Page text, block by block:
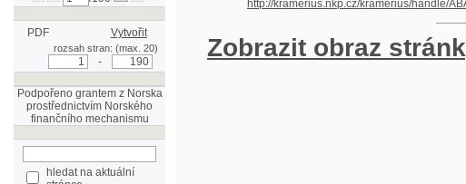
PDF Vytvořit
rozsah stran: (max. 20)
Podpořeno grantem z Norska
prostřednictvím Norského
finančního mechanismu
stránce
Pokročilé vyhledávání
Zobrazit obraz stránky(djvu)